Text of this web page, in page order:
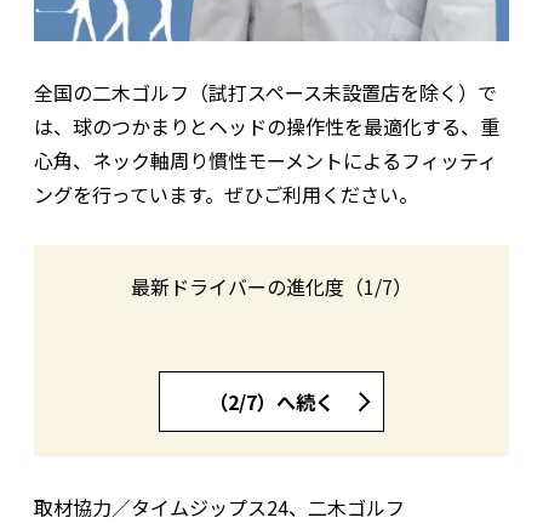
全国の二木ゴルフ（試打スペース未設置店を除く）で
は、球のつかまりとヘッドの操作性を最適化する、重
心角、ネック軸周り慣性モーメントによるフィッティ
ングを行っています。ぜひご利用ください。
最新ドライバーの進化度（1/7）
（2/7）へ続く
取材協力／タイムジップス24、二木ゴルフ